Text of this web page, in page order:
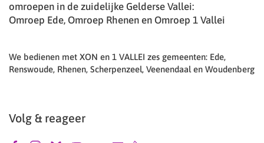
omroepen in de zuidelijke Gelderse Vallei:
Omroep Ede, Omroep Rhenen en Omroep 1 Vallei
We bedienen met XON en 1 VALLEI zes gemeenten: Ede,
Renswoude, Rhenen, Scherpenzeel, Veenendaal en Woudenberg
Volg & reageer